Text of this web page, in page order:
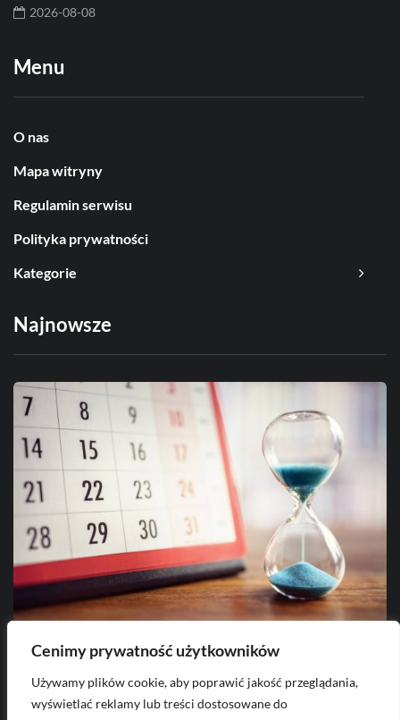
Cenimy prywatność użytkowników
Używamy plików cookie, aby poprawić jakość przeglądania,
wyświetlać reklamy lub treści dostosowane do
2026-08-08
Menu
O nas
Mapa witryny
Regulamin serwisu
Polityka prywatności
Kategorie
Najnowsze
2026-08-08
Jak liczyć okres wypowiedzenia umowy o
pracę?